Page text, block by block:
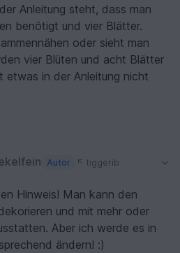
Gebäck enthalten. Da kann
eine für sich passende Farbe
als Oberbegriff ist für die, die
Wolle als Schachenmayr
Ich hoffe, Du hattest
der Anleitung. Viele Grüße,
Anleitung steht, dass man
benötigt und vier Blätter.
oder sieht man
vier Blüten und acht Blätter
etwas in der Anleitung nicht
Ich habe gleich zwei
Autor
tiggerib
Hinweis! Man kann den
und mit mehr oder
Aber ich werde es in
ändern! :)